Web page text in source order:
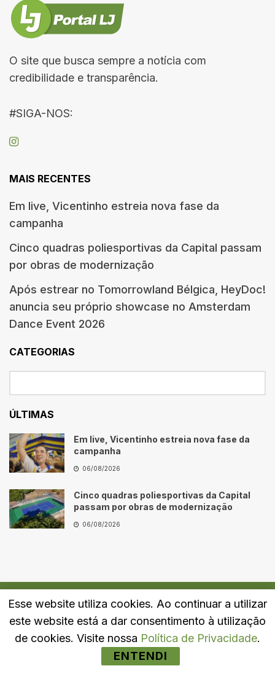
O site que busca sempre a notícia com
credibilidade e transparência.
#SIGA-NOS:
MAIS RECENTES
Em live, Vicentinho estreia nova fase da
campanha
Cinco quadras poliesportivas da Capital passam
por obras de modernização
Após estrear no Tomorrowland Bélgica, HeyDoc!
anuncia seu próprio showcase no Amsterdam
Dance Event 2026
CATEGORIAS
ÚLTIMAS
Em live, Vicentinho estreia nova fase da
campanha
06/08/2026
Cinco quadras poliesportivas da Capital
passam por obras de modernização
06/08/2026
Quem Somos Fale Conosco Política de Privacidade
Esse website utiliza cookies. Ao continuar a utilizar
este website está a dar consentimento à utilização
de cookies. Visite nossa Política de Privacidade.
ENTENDI